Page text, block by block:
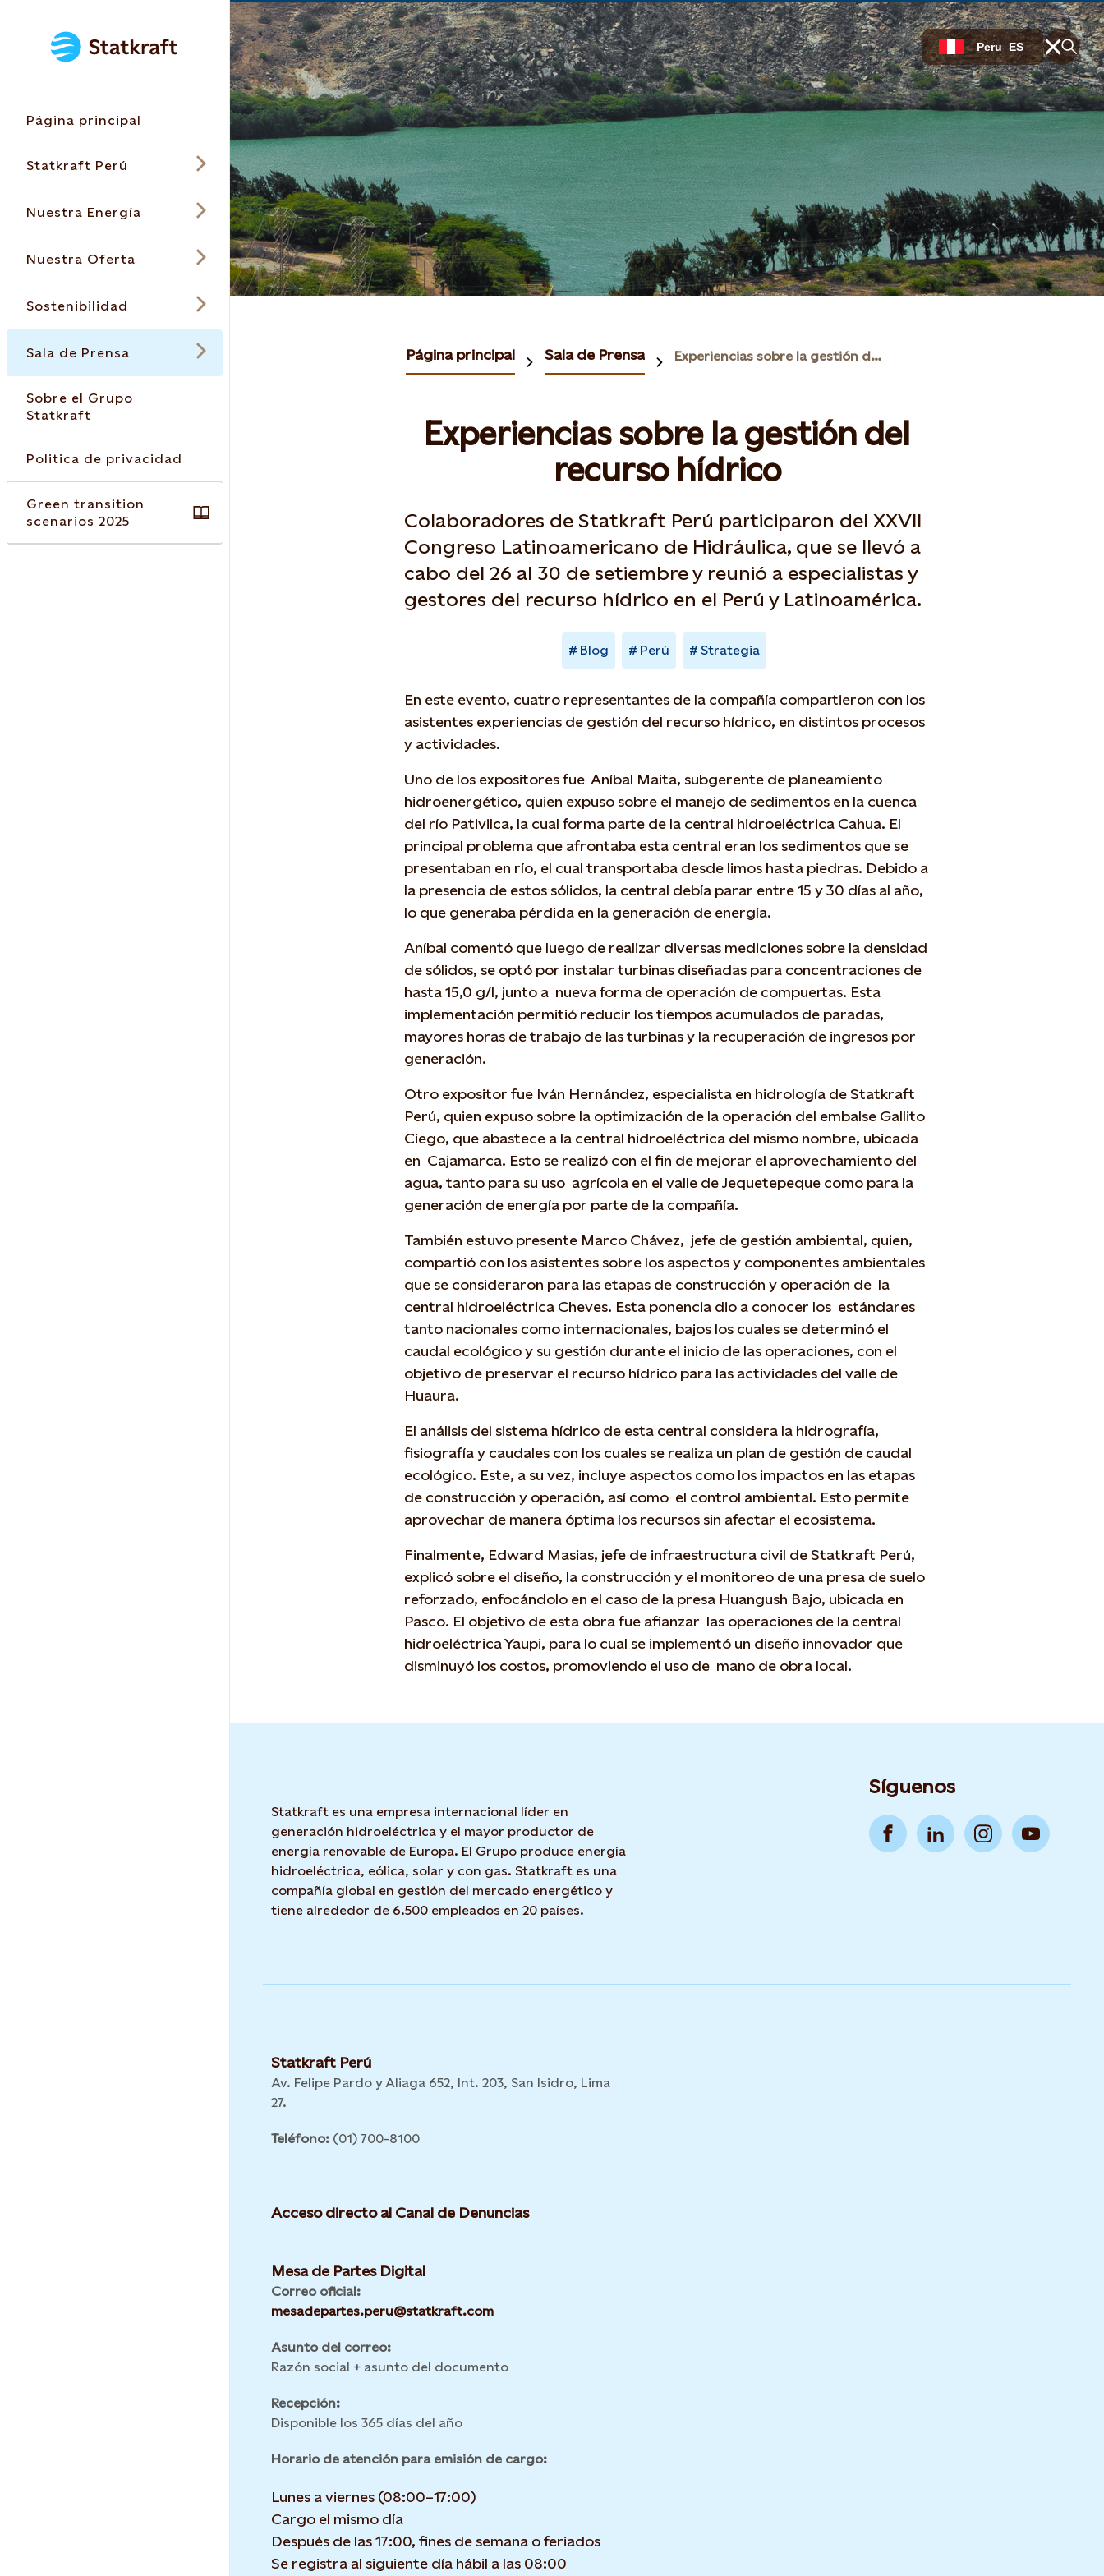
Página principal
Statkraft Perú
Nuestra Energía
Nuestra Oferta
Sostenibilidad
Sala de Prensa
Sobre el Grupo
Statkraft
Politica de privacidad
Green transition
scenarios 2025
Peru ES
Página principal Sala de Prensa Experiencias sobre la gestión del recurso hídrico
Experiencias sobre la gestión del
recurso hídrico
Colaboradores de Statkraft Perú participaron del XXVII
Congreso Latinoamericano de Hidráulica, que se llevó a
cabo del 26 al 30 de setiembre y reunió a especialistas y
gestores del recurso hídrico en el Perú y Latinoamérica.
Blog Perú Strategia
En este evento, cuatro representantes de la compañía compartieron con los
asistentes experiencias de gestión del recurso hídrico, en distintos procesos
y actividades.
Uno de los expositores fue Aníbal Maita, subgerente de planeamiento
hidroenergético, quien expuso sobre el manejo de sedimentos en la cuenca
del río Pativilca, la cual forma parte de la central hidroeléctrica Cahua. El
principal problema que afrontaba esta central eran los sedimentos que se
presentaban en río, el cual transportaba desde limos hasta piedras. Debido a
la presencia de estos sólidos, la central debía parar entre 15 y 30 días al año,
lo que generaba pérdida en la generación de energía.
Aníbal comentó que luego de realizar diversas mediciones sobre la densidad
de sólidos, se optó por instalar turbinas diseñadas para concentraciones de
hasta 15,0 g/l, junto a nueva forma de operación de compuertas. Esta
implementación permitió reducir los tiempos acumulados de paradas,
mayores horas de trabajo de las turbinas y la recuperación de ingresos por
generación.
Otro expositor fue Iván Hernández, especialista en hidrología de Statkraft
Perú, quien expuso sobre la optimización de la operación del embalse Gallito
Ciego, que abastece a la central hidroeléctrica del mismo nombre, ubicada
en Cajamarca. Esto se realizó con el fin de mejorar el aprovechamiento del
agua, tanto para su uso agrícola en el valle de Jequetepeque como para la
generación de energía por parte de la compañía.
También estuvo presente Marco Chávez, jefe de gestión ambiental, quien,
compartió con los asistentes sobre los aspectos y componentes ambientales
que se consideraron para las etapas de construcción y operación de la
central hidroeléctrica Cheves. Esta ponencia dio a conocer los estándares
tanto nacionales como internacionales, bajos los cuales se determinó el
caudal ecológico y su gestión durante el inicio de las operaciones, con el
objetivo de preservar el recurso hídrico para las actividades del valle de
Huaura.
El análisis del sistema hídrico de esta central considera la hidrografía,
fisiografía y caudales con los cuales se realiza un plan de gestión de caudal
ecológico. Este, a su vez, incluye aspectos como los impactos en las etapas
de construcción y operación, así como el control ambiental. Esto permite
aprovechar de manera óptima los recursos sin afectar el ecosistema.
Finalmente, Edward Masias, jefe de infraestructura civil de Statkraft Perú,
explicó sobre el diseño, la construcción y el monitoreo de una presa de suelo
reforzado, enfocándolo en el caso de la presa Huangush Bajo, ubicada en
Pasco. El objetivo de esta obra fue afianzar las operaciones de la central
hidroeléctrica Yaupi, para lo cual se implementó un diseño innovador que
disminuyó los costos, promoviendo el uso de mano de obra local.
Statkraft es una empresa internacional líder en
generación hidroeléctrica y el mayor productor de
energía renovable de Europa. El Grupo produce energía
hidroeléctrica, eólica, solar y con gas. Statkraft es una
compañía global en gestión del mercado energético y
tiene alrededor de 6.500 empleados en 20 países.
Síguenos
Statkraft Perú
Av. Felipe Pardo y Aliaga 652, Int. 203, San Isidro, Lima
27.
Teléfono: (01) 700-8100
Acceso directo al Canal de Denuncias
Mesa de Partes Digital
Correo oficial:
mesadepartes.peru@statkraft.com
Asunto del correo:
Razón social + asunto del documento
Recepción:
Disponible los 365 días del año
Horario de atención para emisión de cargo:
Lunes a viernes (08:00–17:00)
Cargo el mismo día
Después de las 17:00, fines de semana o feriados
Se registra al siguiente día hábil a las 08:00